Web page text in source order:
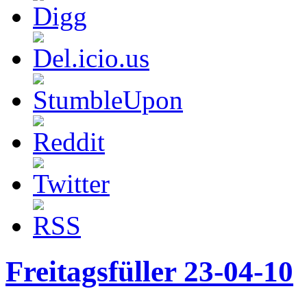
Freitagsfüller 23-04-10